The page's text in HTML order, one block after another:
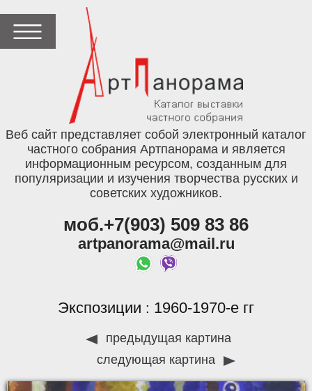
Веб сайт представляет собой электронный каталог
частного собрания Артпанорама и является
информационным ресурсом, созданным для
популяризации и изучения творчества русских и
советских художников.
моб.+7(903) 509 83 86
artpanorama@mail.ru
Экспозиции : 1960-1970-е гг
предыдущая картина
следующая картина